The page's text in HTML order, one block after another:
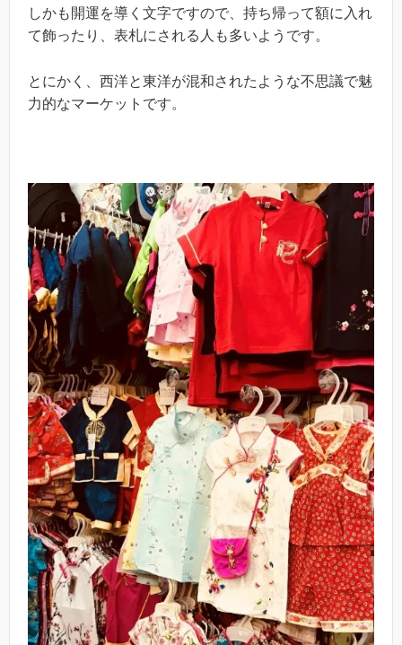
しかも開運を導く文字ですので、持ち帰って額に入れ
て飾ったり、表札にされる人も多いようです。
とにかく、西洋と東洋が混和されたような不思議で魅
力的なマーケットです。